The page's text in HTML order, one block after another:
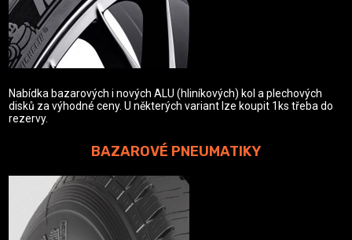
Nabídka bazarových i nových ALU (hliníkových) kol a plechových
disků za výhodné ceny. U některých variant lze koupit 1ks třeba do
rezervy.
BAZAROVÉ PNEUMATIKY